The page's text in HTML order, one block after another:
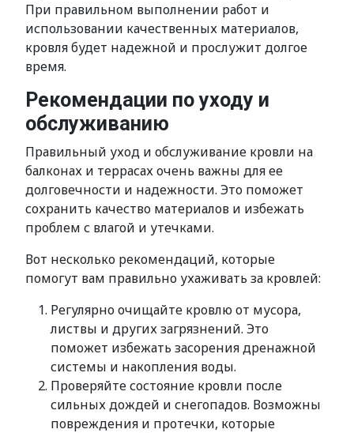
При правильном выполнении работ и
использовании качественных материалов,
кровля будет надежной и прослужит долгое
время.
Рекомендации по уходу и
обслуживанию
Правильный уход и обслуживание кровли на
балконах и террасах очень важны для ее
долговечности и надежности. Это поможет
сохранить качество материалов и избежать
проблем с влагой и утечками.
Вот несколько рекомендаций, которые
помогут вам правильно ухаживать за кровлей:
Регулярно очищайте кровлю от мусора,
листвы и других загрязнений. Это
поможет избежать засорения дренажной
системы и накопления воды.
Проверяйте состояние кровли после
сильных дождей и снегопадов. Возможны
повреждения и протечки, которые